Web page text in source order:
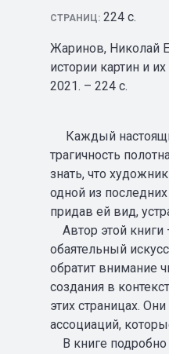
СТРАНИЦ: 224 с.
Жаринов, Николай
истории картин и
2021. – 224 с.
Каждый
трагичность
знать, что
одной из
придав ей вид,
Автор этой книги
обаятельный
обратит внимание
создания в
этих страницах.
ассоциаций,
В книге подробно